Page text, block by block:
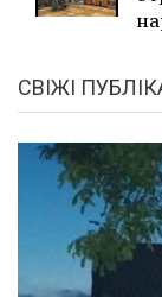
СВІЖІ